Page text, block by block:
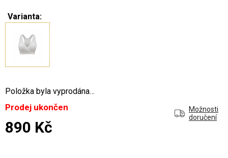
Varianta:
Položka byla vyprodána…
Prodej ukončen
Možnosti
doručení
890 Kč